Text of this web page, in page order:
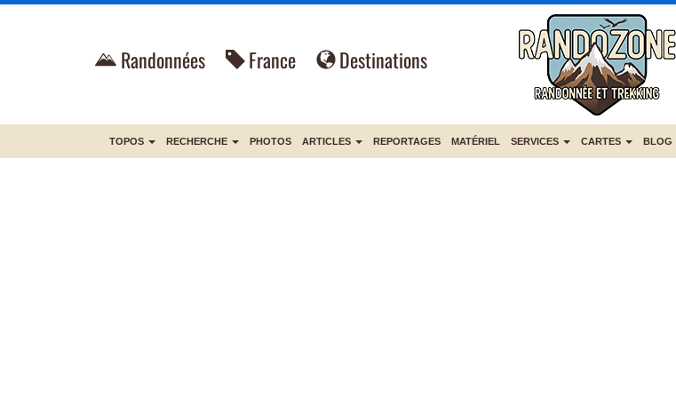
Randonnées France Destinations
TOPOS RECHERCHE PHOTOS ARTICLES REPORTAGES MATÉRIEL SERVICES CARTES BLOG